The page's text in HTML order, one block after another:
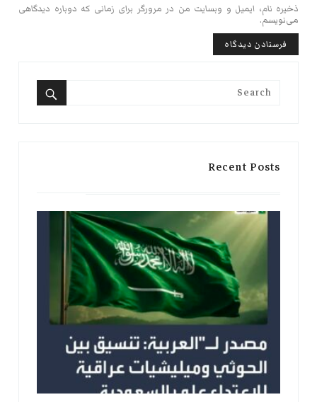
ذخیره نام، ایمیل و وبسایت من در مرورگر برای زمانی که دوباره دیدگاهی
می‌نویسم.
Search
Recent Posts